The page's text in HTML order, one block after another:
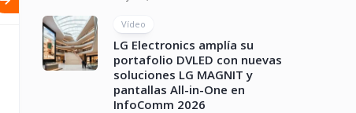
Vídeo
LG Electronics amplía su
portafolio DVLED con nuevas
soluciones LG MAGNIT y
pantallas All-in-One en
InfoComm 2026